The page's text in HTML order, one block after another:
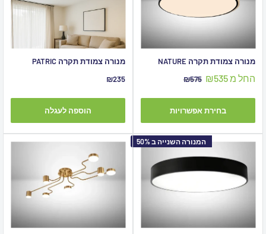
מנורה צמודת תקרה NATURE
מחיר
החל מ ₪535
מחיר
₪575
בחירת אפשרויות
מנורה צמודת תקרה PATRIC
מחיר
₪235
הוספה לעגלה
המנורה השנייה ב 50%